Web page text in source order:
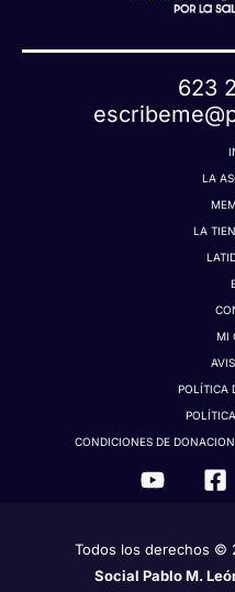
623
LA
LA
MI
POLÍTICA
CONDICIONES DE
Todos los derechos ©
Social Pablo M.